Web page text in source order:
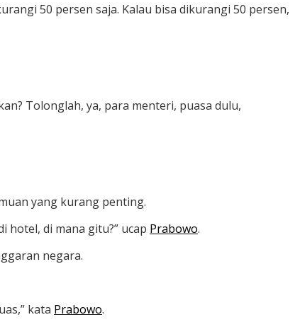
50 persen saja. Kalau bisa dikurangi 50 persen,
Tolonglah, ya, para menteri, puasa dulu,
yang kurang penting.
hotel, di mana gitu?” ucap Prabowo.
negara.
kata Prabowo.